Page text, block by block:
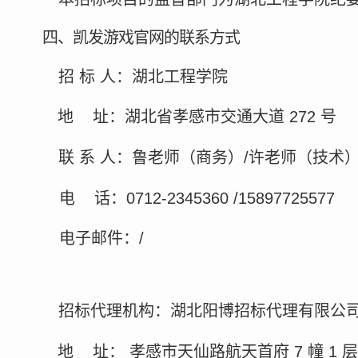
四、凯发游戏官网的联系方式
招 标 人：湖北工程学院
地 址：湖北省孝感市交通大道 272 号
联 系 人：鲁老师（商务） /许老师（技术
电 话： 0712-2345360 /15897725577
电子邮件： /
招标代理机构：湖北阳博招标代理有限公
地 址： 孝感市天仙路航天首府 7 幢 1 层